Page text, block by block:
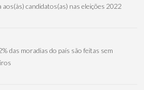
candidatos(as) nas eleições 2022
das moradias do país são feitas sem